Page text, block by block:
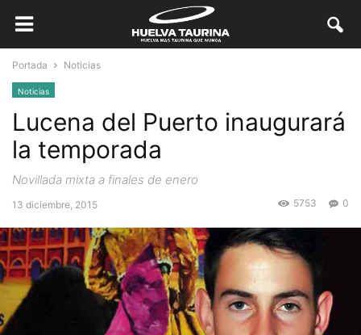
Portada Noticias
Noticias
Lucena del Puerto inaugurará
la temporada
Novillada mixta a finales de enero
13 diciembre, 2015 0
5753